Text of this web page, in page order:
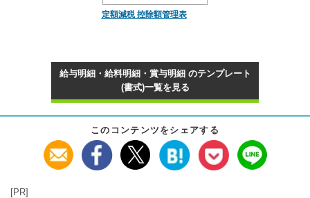
定額減税 控除額管理表
給与明細・給料明細・賞与明細 のテンプレート
(書式)一覧を見る
このコンテンツをシェアする
[PR]